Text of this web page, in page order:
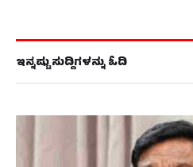
ಇನ್ನಷ್ಟು ಸುದ್ದಿಗಳನ್ನು ಓದಿ